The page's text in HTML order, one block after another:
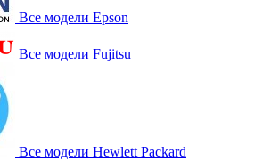
Все модели Epson
Все модели Fujitsu
Все модели Hewlett Packard